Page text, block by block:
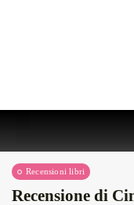
Recensioni libri
Recensione di